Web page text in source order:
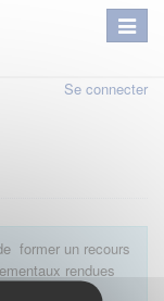
Se connecter
former un recours
rendues